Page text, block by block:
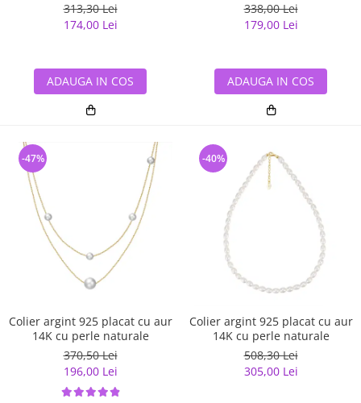
313,30 Lei
174,00 Lei
ADAUGA IN COS
338,00 Lei
179,00 Lei
ADAUGA IN COS
Colier argint 925 placat cu aur
14K cu perle naturale
370,50 Lei
196,00 Lei
-47%
Colier argint 925 placat cu aur
14K cu perle naturale
508,30 Lei
305,00 Lei
-40%